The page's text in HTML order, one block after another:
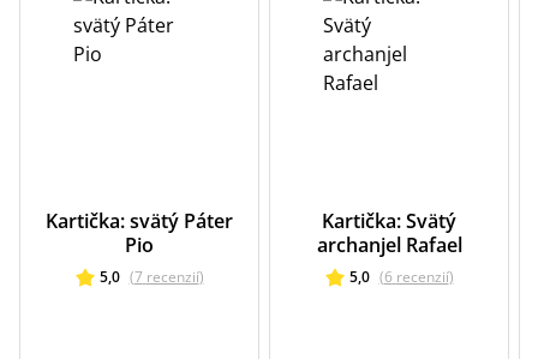
Kartička: svätý Páter
Pio
5,0 (7 recenzií)
Kartička: Svätý
archanjel Rafael
5,0 (6 recenzií)